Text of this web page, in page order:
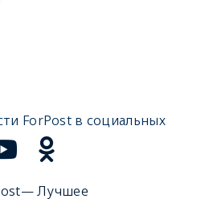
ForPost в социальных
Лучшее